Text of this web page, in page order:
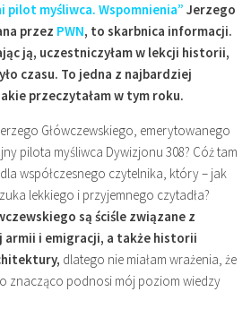
pilot myśliwca. Wspomnienia” Jerzego
przez PWN, to skarbnica informacji.
ją, uczestniczyłam w lekcji historii,
czasu. To jedna z najbardziej
przeczytałam w tym roku.
Główczewskiego, emerytowanego
pilota myśliwca Dywizjonu 308? Cóż tam
współczesnego czytelnika, który – jak
lekkiego i przyjemnego czytadła?
są ściśle związane z
i emigracji, a także historii
dlatego nie miałam wrażenia, że
znacząco podnosi mój poziom wiedzy